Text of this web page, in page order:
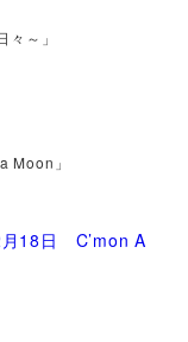
～」
」
18日 C’mon A